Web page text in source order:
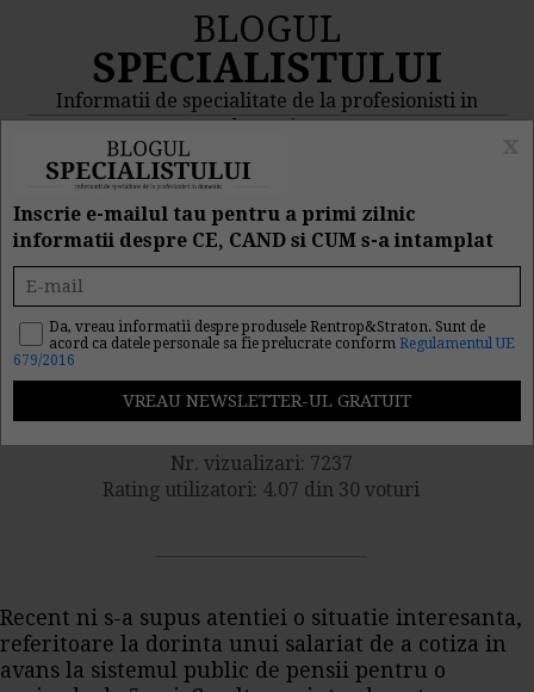
BLOGUL
SPECIALISTULUI
Informatii de specialitate de la profesionisti in
domeniu
MENIU
Poti plati in avans pentru
stagiul de cotizare la
pensie?
Nr. vizualizari: 7237
Rating utilizatori: 4.07 din 30 voturi
Recent ni s-a supus atentiei o situatie interesanta,
referitoare la dorinta unui salariat de a cotiza in
avans la sistemul public de pensii pentru o
Inscrie e-mailul tau pentru a primi zilnic
informatii despre CE, CAND si CUM s-a intamplat
Da, vreau informatii despre produsele Rentrop&Straton. Sunt de
acord ca datele personale sa fie prelucrate conform Regulamentul UE
679/2016